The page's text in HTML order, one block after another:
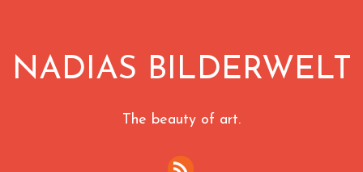
NADIAS BILDERWELT
The beauty of art.